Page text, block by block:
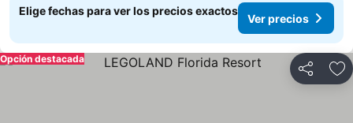
Elige fechas para ver los precios exactos
Ver precios
Compartir
Opción destacada